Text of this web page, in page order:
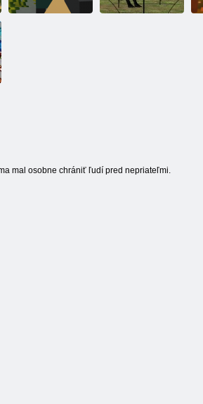
mal osobne chrániť ľudí pred nepriateľmi.